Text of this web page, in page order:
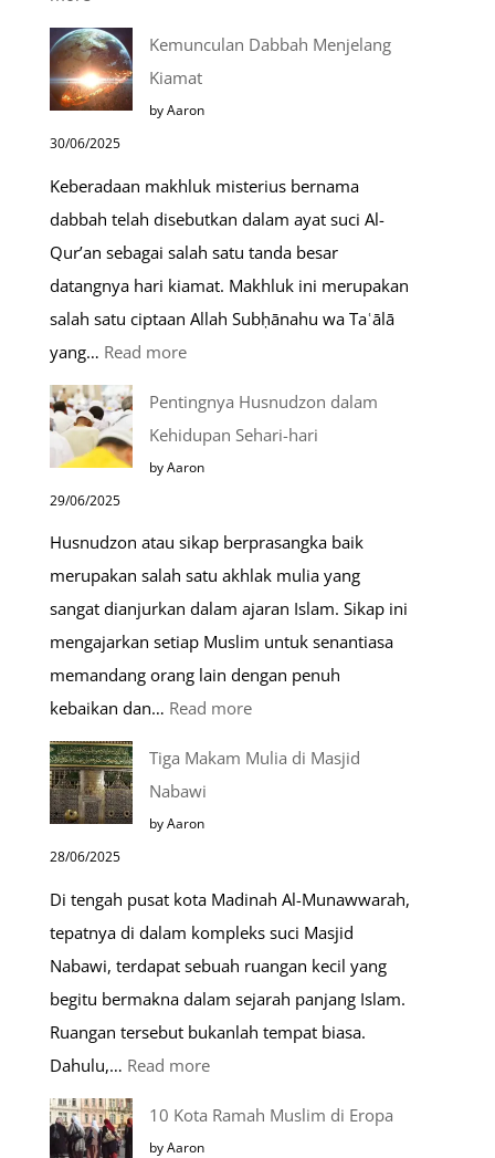
Do’a
Saat
Safar,
Mustajab
Kemunculan Dabbah Menjelang
Kiamat
by Aaron
30/06/2025
Keberadaan makhluk misterius bernama
dabbah telah disebutkan dalam ayat suci Al-
Qur’an sebagai salah satu tanda besar
datangnya hari kiamat. Makhluk ini merupakan
salah satu ciptaan Allah Subḥānahu wa Taʿālā
yang… Read more:
Dabbah
Menjelang
Pentingnya Husnudzon dalam
Kehidupan Sehari-hari
by Aaron
29/06/2025
Husnudzon atau sikap berprasangka baik
merupakan salah satu akhlak mulia yang
sangat dianjurkan dalam ajaran Islam. Sikap ini
mengajarkan setiap Muslim untuk senantiasa
memandang orang lain dengan penuh
kebaikan dan… Read more:
hari
Tiga Makam Mulia di Masjid
Nabawi
by Aaron
28/06/2025
Di tengah pusat kota Madinah Al-Munawwarah,
tepatnya di dalam kompleks suci Masjid
Nabawi, terdapat sebuah ruangan kecil yang
begitu bermakna dalam sejarah panjang Islam.
Ruangan tersebut bukanlah tempat biasa.
Dahulu,… Read more:
10 Kota Ramah Muslim di Eropa
by Aaron